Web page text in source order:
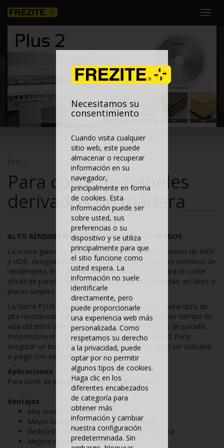
Plus 2
Para corte de paneles
derivados de madera
ALTO RENDIMIENTO CON EXCELENTES ACABADOS
La nueva gama de sierras Frezite para corte de paneles de MDF
y HDF, designada PLUS 2, es un verdadero éxito en terminos de
rendimiento. Esta nueva sierra fue desarrollada para un corte
eficaz de paneles con revestimiento de alta densidad, en lotes o
placas simples.
La Sierra PLUS 2 tiene diente trapecio-plano en metal duro de
alta resistencia al desgaste (HW) permitiendo mayor tiempo de
vida util entre afilados y una reducción de tiempos de parada.
Proporciona un corte limpio y de excelente calidad. Para
asegurar un buen acabado en la cara inferior debe ser utilizada
a juego con sierra incisora.
Aplicaciones
Para corte de paneles en máquina seccionadora.
Ventajas
Alta resistencia al desgaste
Mayor tiempo de vida útil entre afilados
Reducción de tiempos de parada de máquina
Mejora de productividad
Necesitamos su
consentimiento
Cuando visita cualquier
sitio web, este puede
almacenar o recuperar
información en su
navegador,
principalmente en forma
de cookies. Esta
información puede ser
sobre usted, sus
preferencias o su
dispositivo y se utiliza
principalmente para que
el sitio funcione como
usted espera. La
información no suele
identificarle
directamente, pero
puede proporcionarle
una experiencia web más
personalizada. Como
respetamos su derecho
a la privacidad, puede
optar por no permitir
algunos tipos de cookies.
Haga clic en los
diferentes encabezados
de categoría para
obtener más
información y cambiar
nuestra configuración
predeterminada. Sin